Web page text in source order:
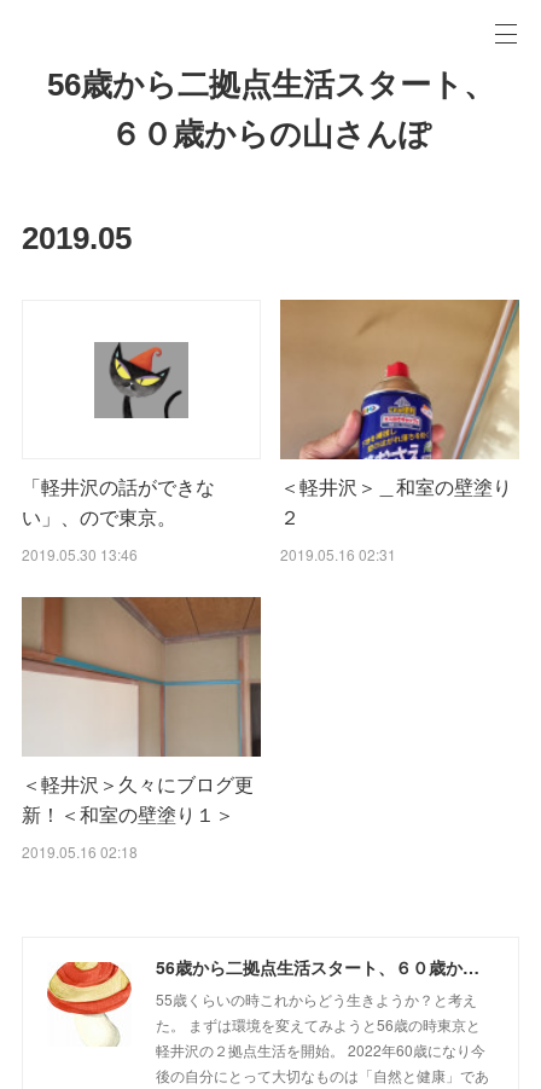
56歳から二拠点生活スタート、
６０歳からの山さんぽ
2019.05
「軽井沢の話ができな
い」、ので東京。
2019.05.30 13:46
＜軽井沢＞＿和室の壁塗り
２
2019.05.16 02:31
＜軽井沢＞久々にブログ更
新！＜和室の壁塗り１＞
2019.05.16 02:18
56歳から二拠点生活スタート、６０歳からの山さんぽ
55歳くらいの時これからどう生きようか？と考え
た。 まずは環境を変えてみようと56歳の時東京と
軽井沢の２拠点生活を開始。 2022年60歳になり今
後の自分にとって大切なものは「自然と健康」であ